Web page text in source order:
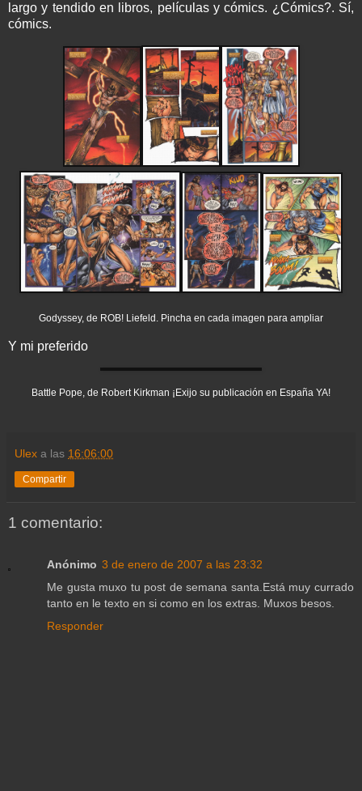
largo y tendido en libros, películas y cómics. ¿Cómics?. Sí,
cómics.
Godyssey, de ROB! Liefeld. Pincha en cada imagen para ampliar
Y mi preferido
Battle Pope, de Robert Kirkman ¡Exijo su publicación en España YA!
Ulex a las 16:06:00
Compartir
1 comentario:
Anónimo 3 de enero de 2007 a las 23:32
Me gusta muxo tu post de semana santa.Está muy currado
tanto en le texto en si como en los extras. Muxos besos.
Responder